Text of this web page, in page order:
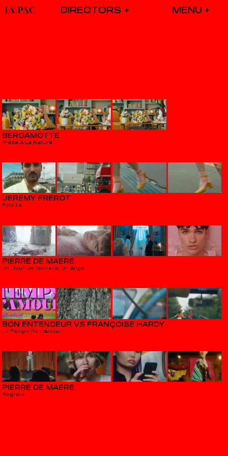
DIRECTORS
BERGAMOTTE
Place À La Nature
JÉRÉMY FRÉROT
Fais-Le
PIERRE DE MAERE
Un Jour Je Marierai Un Ange
BON ENTENDEUR VS FRANÇOISE HARDY
Le Temps De L'Amour
PIERRE DE MAERE
Regrets